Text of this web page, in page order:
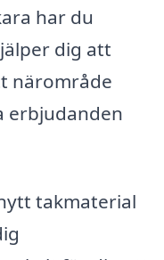
har du
dig att
närområde
erbjudanden
takmaterial